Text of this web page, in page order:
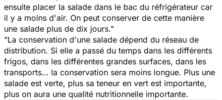
ensuite placer la salade dans le bac du réfrigérateur car
il y a moins d'air. On peut conserver de cette manière
une salade plus de dix jours."
"La conservation d'une salade dépend du réseau de
distribution. Si elle a passé du temps dans les différents
frigos, dans les différentes grandes surfaces, dans les
transports… la conservation sera moins longue. Plus une
salade est verte, plus sa teneur en vert est importante,
plus on aura une qualité nutritionnelle importante.